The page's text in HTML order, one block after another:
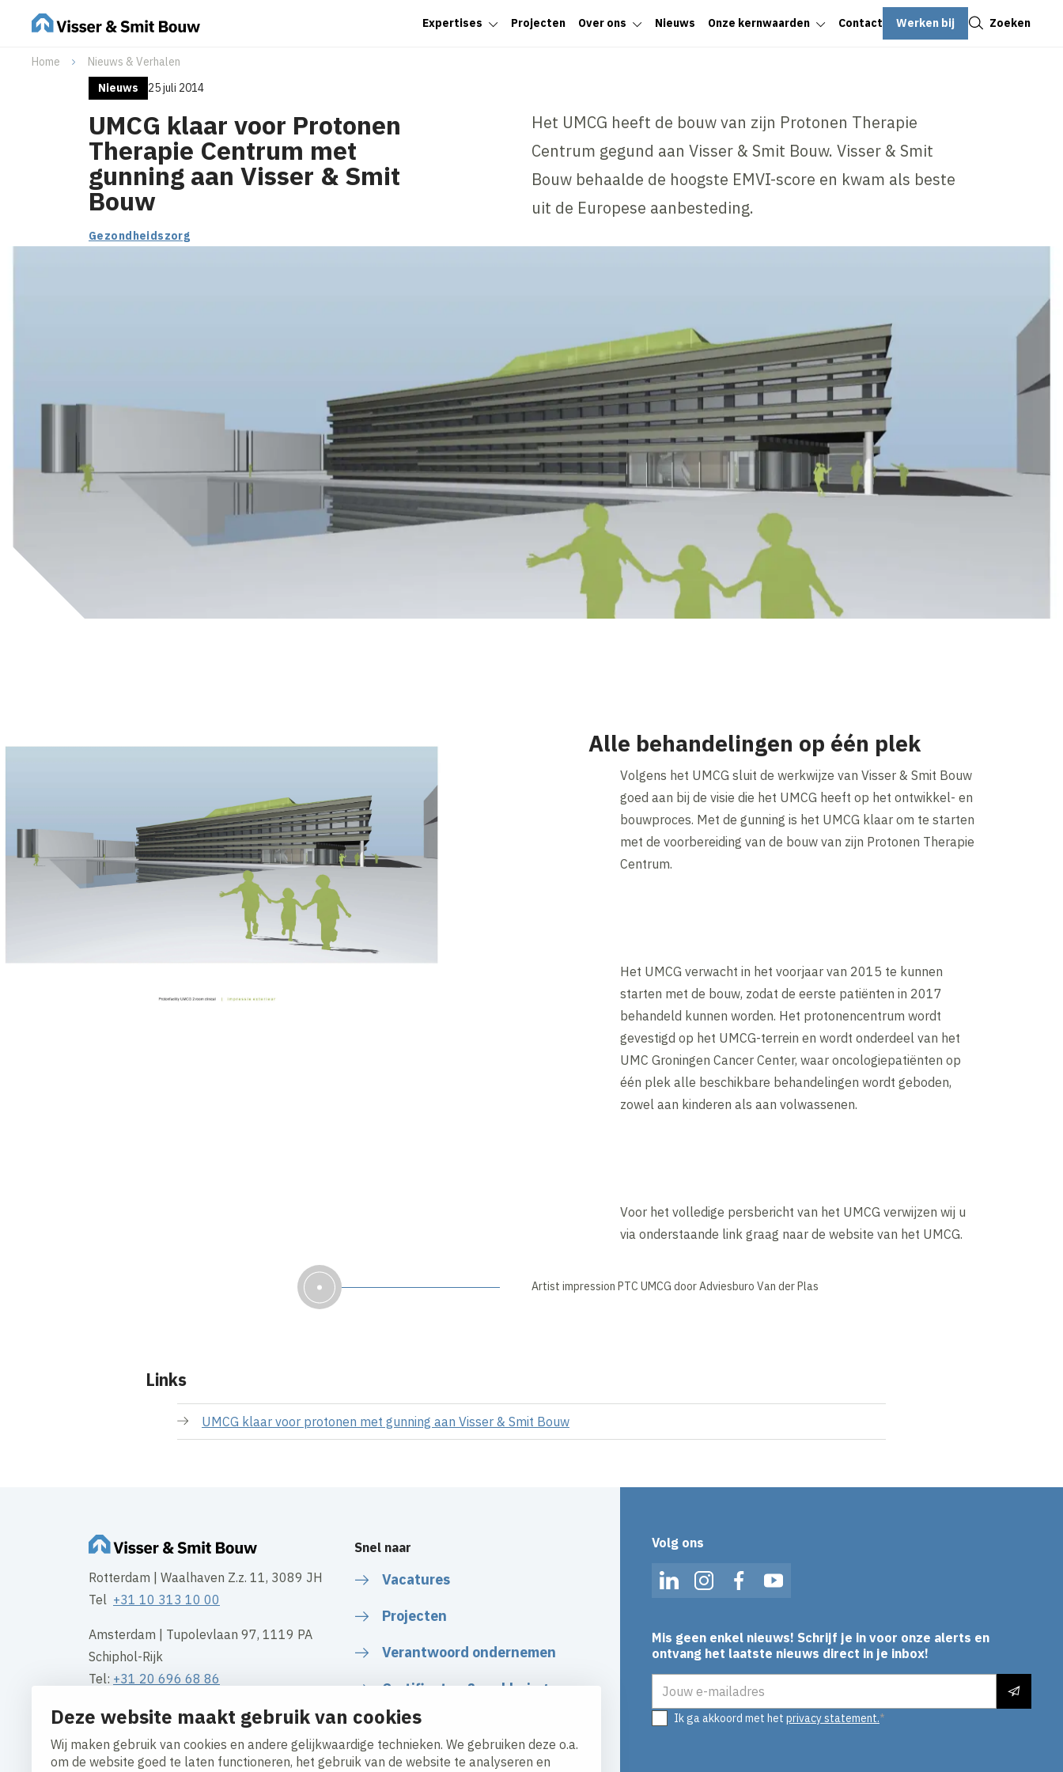
Deze website maakt gebruik van cookies
Wij maken gebruik van cookies en andere gelijkwaardige technieken. We gebruiken deze o.a.
om de website goed te laten functioneren, het gebruik van de website te analyseren en
Expertises Projecten Over ons Nieuws Onze kernwaarden Contact Werken bij Zoeken
Home
Nieuws & Verhalen
Nieuws
25 juli 2014
UMCG klaar voor Protonen
Therapie Centrum met
gunning aan Visser & Smit
Bouw
Gezondheidszorg
Het UMCG heeft de bouw van zijn Protonen Therapie
Centrum gegund aan Visser & Smit Bouw. Visser & Smit
Bouw behaalde de hoogste EMVI-score en kwam als beste
uit de Europese aanbesteding.
Artist impression PTC UMCG door Adviesburo Van der Plas
Alle behandelingen op één plek
Volgens het UMCG sluit de werkwijze van Visser & Smit Bouw
goed aan bij de visie die het UMCG heeft op het ontwikkel- en
bouwproces. Met de gunning is het UMCG klaar om te starten
met de voorbereiding van de bouw van zijn Protonen Therapie
Centrum.
Het UMCG verwacht in het voorjaar van 2015 te kunnen
starten met de bouw, zodat de eerste patiënten in 2017
behandeld kunnen worden. Het protonencentrum wordt
gevestigd op het UMCG-terrein en wordt onderdeel van het
UMC Groningen Cancer Center, waar oncologiepatiënten op
één plek alle beschikbare behandelingen wordt geboden,
zowel aan kinderen als aan volwassenen.
Voor het volledige persbericht van het UMCG verwijzen wij u
via onderstaande link graag naar de website van het UMCG.
Links
UMCG klaar voor protonen met gunning aan Visser & Smit Bouw
Rotterdam | Waalhaven Z.z. 11, 3089 JH
Tel +31 10 313 10 00
Amsterdam | Tupolevlaan 97, 1119 PA
Schiphol-Rijk
Tel: +31 20 696 68 86
Groningen | Gotenburgweg 50, 9723 TM
Tel:
+31 50 549 54 95
Snel naar
Vacatures
Projecten
Verantwoord ondernemen
Certificaten & verklaringen
Algemene Voorwaarden
Volg ons
LinkedInInstagramFacebookYouTube
Mis geen enkel nieuws! Schrijf je in voor onze alerts en
ontvang het laatste nieuws direct in je inbox!
Ik ga akkoord met het privacy statement.
Sluiten